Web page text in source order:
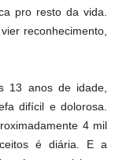
pro resto da vida.
reconhecimento,
13 anos de idade,
difícil e dolorosa.
4 mil
é diária. E a